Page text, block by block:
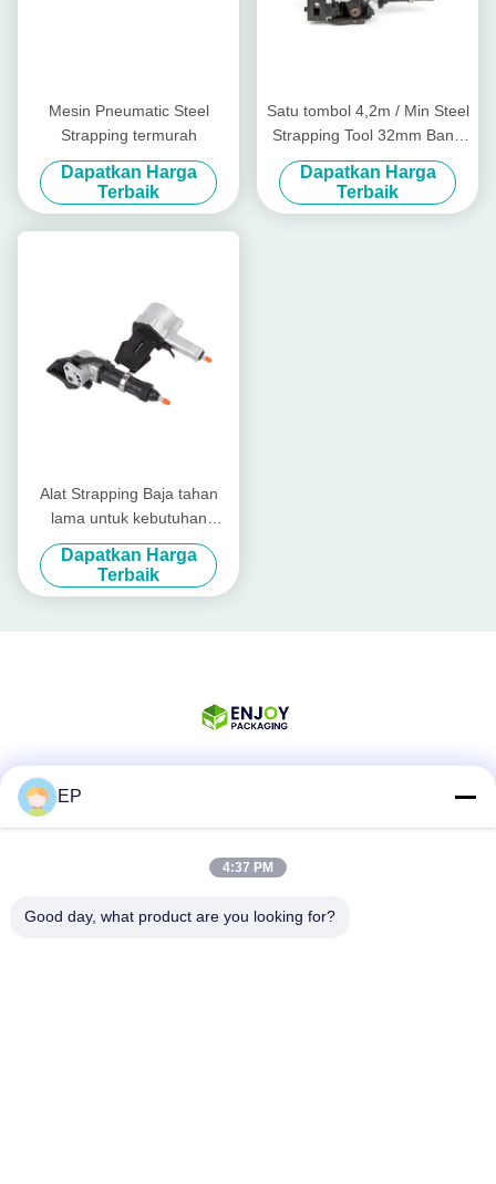
Mesin Pneumatic Steel
Strapping termurah
Dapatkan Harga
Terbaik
Satu tombol 4,2m / Min Steel
Strapping Tool 32mm Band
Pneumatic Steel Strapping
Machine
Dapatkan Harga
Terbaik
Alat Strapping Baja tahan
lama untuk kebutuhan
kemasan industri
Dapatkan Harga
Terbaik
Kontak Cepat
EP
4:37 PM
Good day, what product are you looking for?